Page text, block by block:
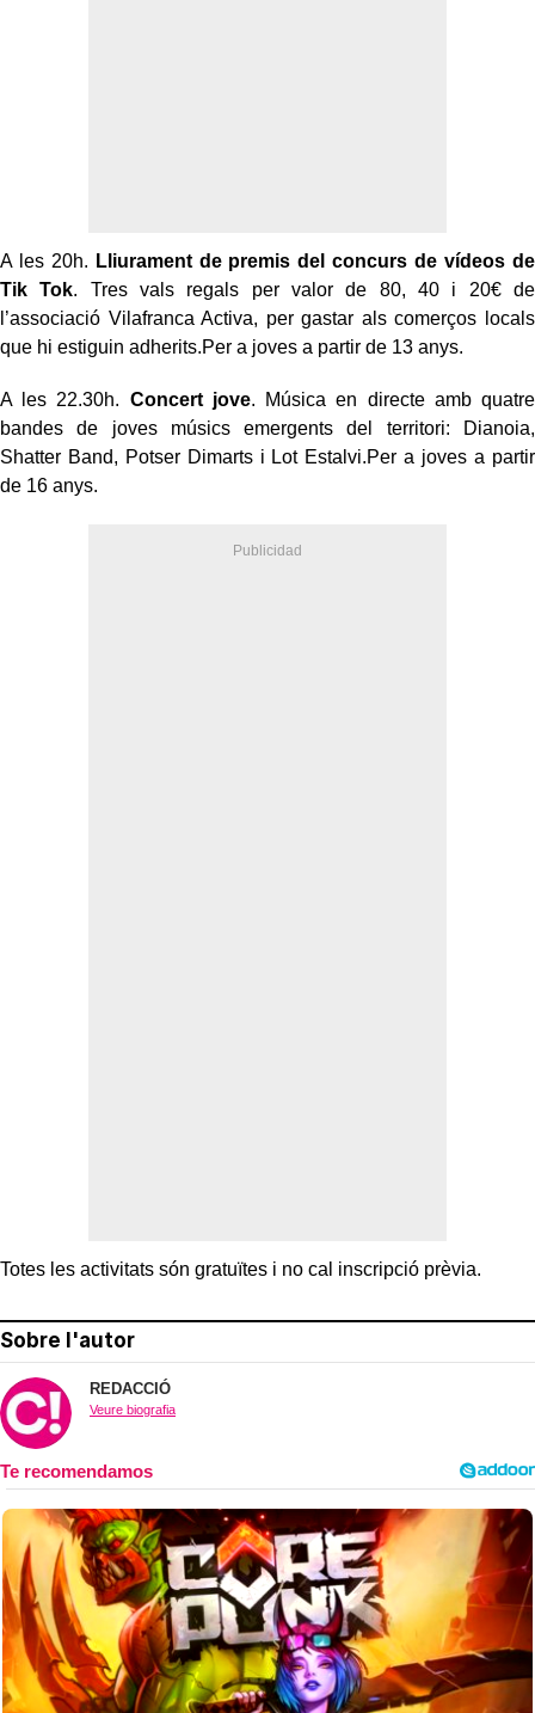
A les 20h. Lliurament de premis del concurs de vídeos de
Tik Tok. Tres vals regals per valor de 80, 40 i 20€ de
l’associació Vilafranca Activa, per gastar als comerços locals
que hi estiguin adherits.Per a joves a partir de 13 anys.
A les 22.30h. Concert jove. Música en directe amb quatre
bandes de joves músics emergents del territori: Dianoia,
Shatter Band, Potser Dimarts i Lot Estalvi.Per a joves a partir
de 16 anys.
Totes les activitats són gratuïtes i no cal inscripció prèvia.
Sobre l'autor
REDACCIÓ
Veure biografia